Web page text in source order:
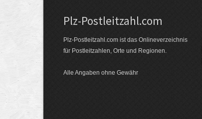
Plz-Postleitzahl.com
Plz-Postleitzahl.com ist das Onlineverzeichnis
für Postleitzahlen, Orte und Regionen.
Alle Angaben ohne Gewähr